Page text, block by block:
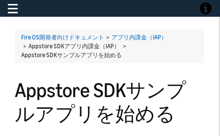
Toggle navigation
Fire OS開発者向けドキュメント > アプリ内課金（IAP）
> Appstore SDKアプリ内課金（IAP） >
Appstore SDKサンプルアプリを始める
Appstore SDKサンプ
ルアプリを始める